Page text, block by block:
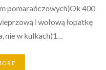
pomarańczowych)Ok 400
i wołową łopatkę
nie w kulkach)1…